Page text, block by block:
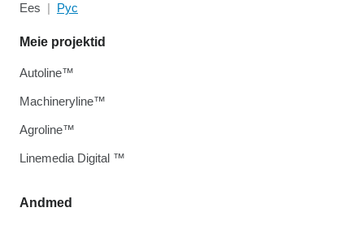
Ees Рус
Andmed
Meie projektid
Autoline™
Machineryline™
Agroline™
Linemedia Digital ™